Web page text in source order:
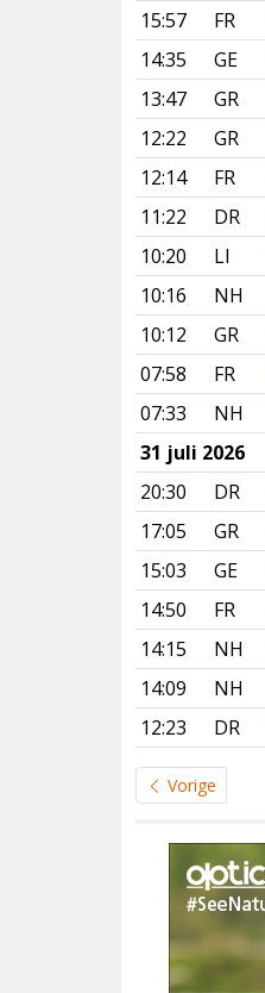
15:57
FR
14:35
GE
13:47
GR
12:22
GR
12:14
FR
11:22
DR
10:20
LI
10:16
NH
10:12
GR
07:58
FR
07:33
NH
31 juli 2026
20:30
DR
17:05
GR
15:03
GE
14:50
FR
14:15
NH
14:09
NH
12:23
DR
Vorige